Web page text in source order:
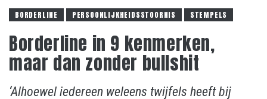
BORDERLINE PERSOONLIJKHEIDSSTOORNIS STEMPELS
Borderline in 9 kenmerken,
maar dan zonder bullshit
‘Alhoewel iedereen weleens twijfels heeft bij